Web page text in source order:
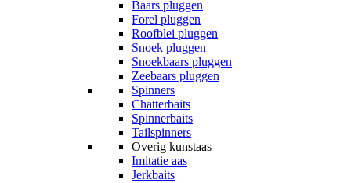
Baars pluggen
Forel pluggen
Roofblei pluggen
Snoek pluggen
Snoekbaars pluggen
Zeebaars pluggen
Spinners
Chatterbaits
Spinnerbaits
Tailspinners
Overig kunstaas
Imitatie aas
Jerkbaits